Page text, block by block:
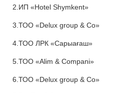
2.ИП «Hotel Shymkent»
3.ТОО «Delux group & Сo»
4.ТОО ЛРК «Сарыағаш»
5.ТОО «Alim & Compani»
6.ТОО «Delux group & Сo»